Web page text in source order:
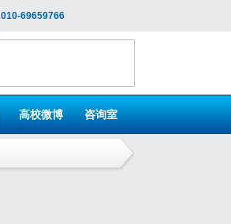
010-69659766
高校微博 咨询室